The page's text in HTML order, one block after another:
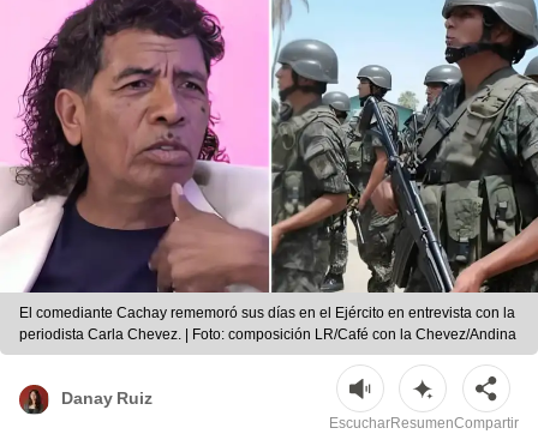
El comediante Cachay rememoró sus días en el Ejército en entrevista con la
periodista Carla Chevez. | Foto: composición LR/Café con la Chevez/Andina
Danay Ruiz
EscucharResumenCompartir